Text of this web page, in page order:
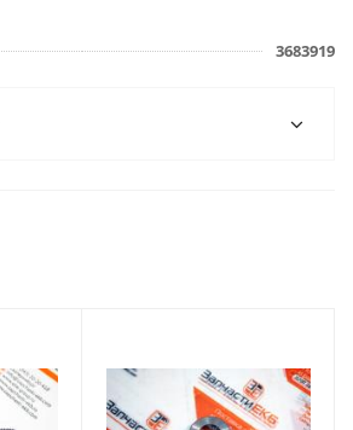
3683919